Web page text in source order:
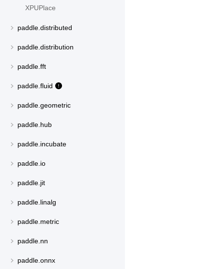
XPUPlace
paddle.distributed
paddle.distribution
paddle.fft
paddle.fluid
paddle.geometric
paddle.hub
paddle.incubate
paddle.io
paddle.jit
paddle.linalg
paddle.metric
paddle.nn
paddle.onnx